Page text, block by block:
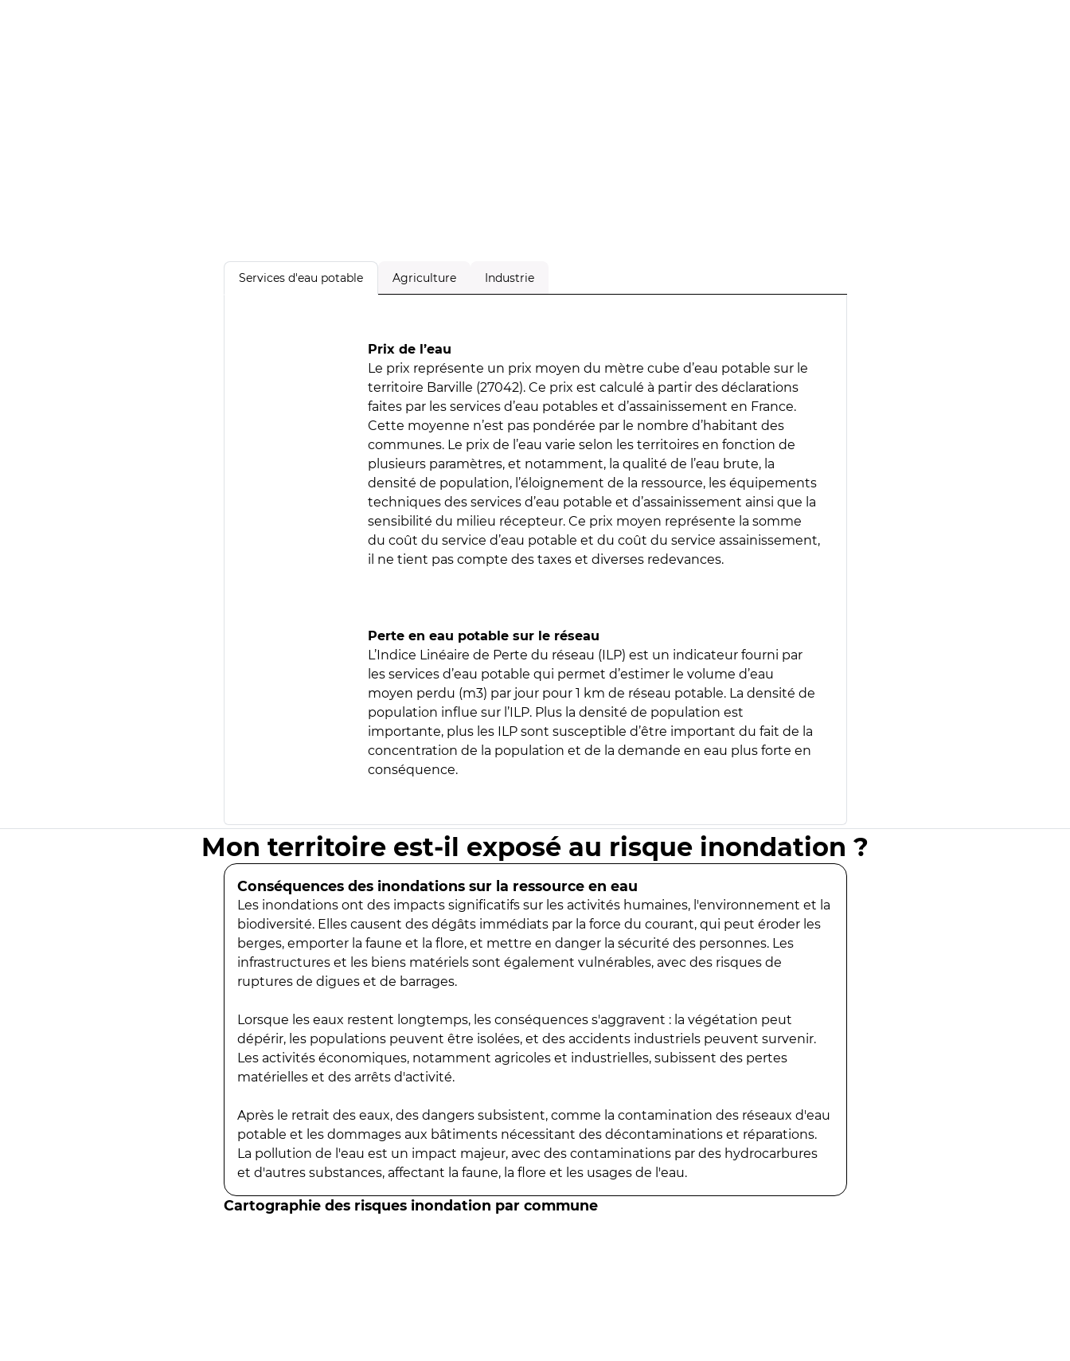
Services d'eau potable Agriculture Industrie
Prix de l’eau
Le prix représente un prix moyen du mètre cube d’eau potable sur le
territoire Barville (27042). Ce prix est calculé à partir des déclarations
faites par les services d’eau potables et d’assainissement en France.
Cette moyenne n’est pas pondérée par le nombre d’habitant des
communes. Le prix de l’eau varie selon les territoires en fonction de
plusieurs paramètres, et notamment, la qualité de l’eau brute, la
densité de population, l’éloignement de la ressource, les équipements
techniques des services d’eau potable et d’assainissement ainsi que la
sensibilité du milieu récepteur. Ce prix moyen représente la somme
du coût du service d’eau potable et du coût du service assainissement,
il ne tient pas compte des taxes et diverses redevances.
Perte en eau potable sur le réseau
L’Indice Linéaire de Perte du réseau (ILP) est un indicateur fourni par
les services d’eau potable qui permet d’estimer le volume d’eau
moyen perdu (m3) par jour pour 1 km de réseau potable. La densité de
population influe sur l’ILP. Plus la densité de population est
importante, plus les ILP sont susceptible d’être important du fait de la
concentration de la population et de la demande en eau plus forte en
conséquence.
Mon territoire est-il exposé au risque inondation ?
Conséquences des inondations sur la ressource en eau
Les inondations ont des impacts significatifs sur les activités humaines, l'environnement et la
biodiversité. Elles causent des dégâts immédiats par la force du courant, qui peut éroder les
berges, emporter la faune et la flore, et mettre en danger la sécurité des personnes. Les
infrastructures et les biens matériels sont également vulnérables, avec des risques de
ruptures de digues et de barrages.
Lorsque les eaux restent longtemps, les conséquences s'aggravent : la végétation peut
dépérir, les populations peuvent être isolées, et des accidents industriels peuvent survenir.
Les activités économiques, notamment agricoles et industrielles, subissent des pertes
matérielles et des arrêts d'activité.
Après le retrait des eaux, des dangers subsistent, comme la contamination des réseaux d'eau
potable et les dommages aux bâtiments nécessitant des décontaminations et réparations.
La pollution de l'eau est un impact majeur, avec des contaminations par des hydrocarbures
et d'autres substances, affectant la faune, la flore et les usages de l'eau.
Cartographie des risques inondation par commune